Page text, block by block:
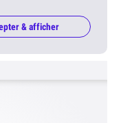
& afficher